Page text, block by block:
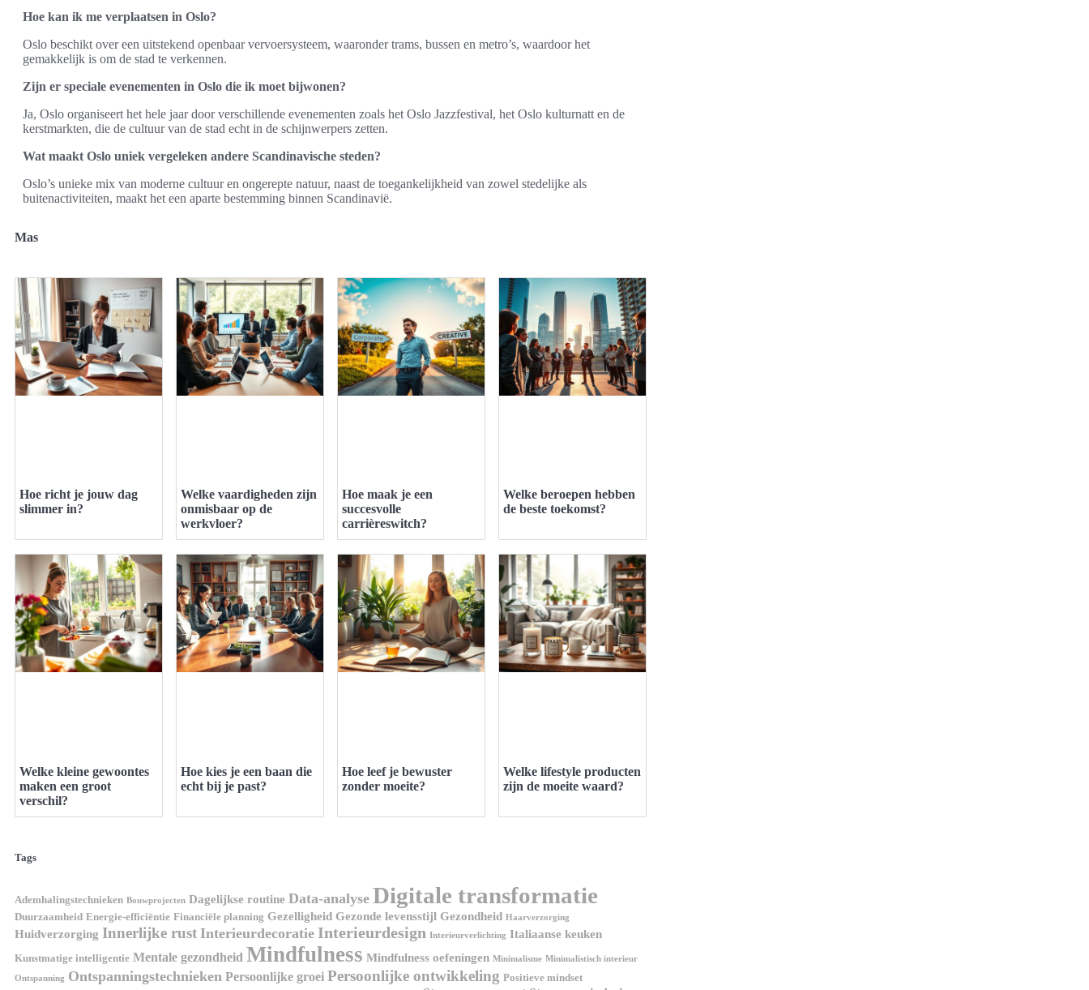
Hoe kan ik me verplaatsen in Oslo?
Oslo beschikt over een uitstekend openbaar vervoersysteem, waaronder trams, bussen en metro’s, waardoor het
gemakkelijk is om de stad te verkennen.
Zijn er speciale evenementen in Oslo die ik moet bijwonen?
Ja, Oslo organiseert het hele jaar door verschillende evenementen zoals het Oslo Jazzfestival, het Oslo kulturnatt en de
kerstmarkten, die de cultuur van de stad echt in de schijnwerpers zetten.
Wat maakt Oslo uniek vergeleken andere Scandinavische steden?
Oslo’s unieke mix van moderne cultuur en ongerepte natuur, naast de toegankelijkheid van zowel stedelijke als
buitenactiviteiten, maakt het een aparte bestemming binnen Scandinavië.
Mas
Hoe richt je jouw dag
slimmer in?
Welke vaardigheden zijn
onmisbaar op de
werkvloer?
Hoe maak je een
succesvolle
carrièreswitch?
Welke beroepen hebben
de beste toekomst?
Welke kleine gewoontes
maken een groot
verschil?
Hoe kies je een baan die
echt bij je past?
Hoe leef je bewuster
zonder moeite?
Welke lifestyle producten
zijn de moeite waard?
Tags
Ademhalingstechnieken Bouwprojecten Dagelijkse routine Data-analyse Digitale transformatie
Duurzaamheid Energie-efficiëntie Financiële planning Gezelligheid Gezonde levensstijl Gezondheid Haarverzorging
Huidverzorging Innerlijke rust Interieurdecoratie Interieurdesign Interieurverlichting Italiaanse keuken
Kunstmatige intelligentie Mentale gezondheid Mindfulness Mindfulness oefeningen Minimalisme Minimalistisch interieur
Ontspanning Ontspanningstechnieken Persoonlijke groei Persoonlijke ontwikkeling Positieve mindset